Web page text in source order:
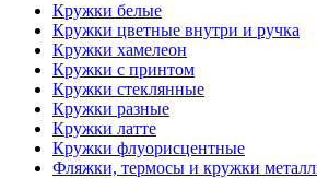
Кружки белые
Кружки цветные внутри и ручка
Кружки хамелеон
Кружки c принтом
Кружки стеклянные
Кружки разные
Кружки латте
Кружки флуорисцентные
Фляжки, термосы и кружки